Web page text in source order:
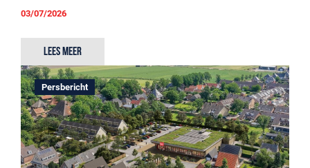
03/07/2026
Lees meer
Persbericht